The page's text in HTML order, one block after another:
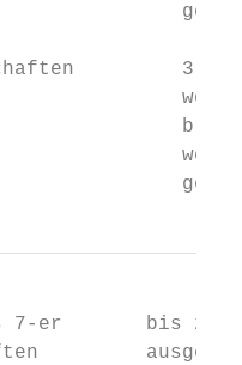
geht.
3
geht.
er       bis zu 4